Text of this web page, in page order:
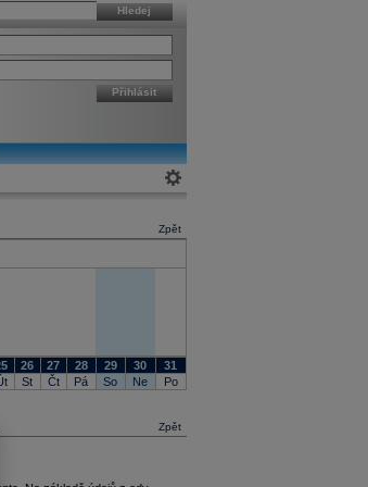
Hledej
Přihlásit
Zpět
26 27 28 29 30
31
St Čt Pá So Ne Po
Zpět